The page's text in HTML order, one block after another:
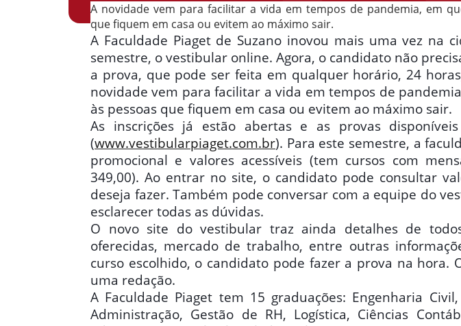
A novidade vem para facilitar a vida em tempos de pandemia, em
que fiquem em casa ou evitem ao máximo sair.
A Faculdade Piaget de Suzano inovou mais uma vez na
semestre, o vestibular online. Agora, o candidato não
a prova, que pode ser feita em qualquer horário, 24
novidade vem para facilitar a vida em tempos de
às pessoas que fiquem em casa ou evitem ao máximo sair.
As inscrições já estão abertas e as provas
(www.vestibularpiaget.com.br). Para este semestre, a
promocional e valores acessíveis (tem cursos com
349,00). Ao entrar no site, o candidato pode consultar
deseja fazer. Também pode conversar com a equipe do
esclarecer todas as dúvidas.
O novo site do vestibular traz ainda detalhes de
oferecidas, mercado de trabalho, entre outras
curso escolhido, o candidato pode fazer a prova na hora.
uma redação.
A Faculdade Piaget tem 15 graduações: Engenharia
Administração, Gestão de RH, Logística, Ciências